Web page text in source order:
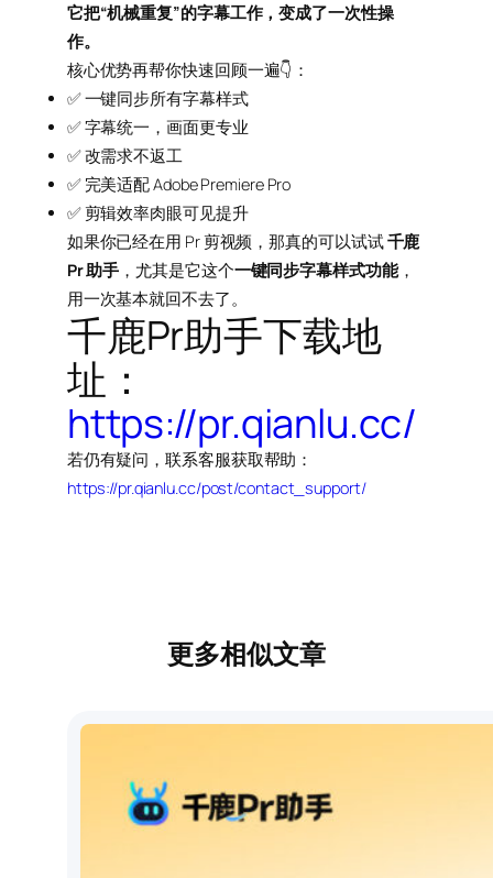
它把“机械重复”的字幕工作，变成了一次性操
作。
核心优势再帮你快速回顾一遍👇：
✅ 一键同步所有字幕样式
✅ 字幕统一，画面更专业
✅ 改需求不返工
✅ 完美适配 Adobe Premiere Pro
✅ 剪辑效率肉眼可见提升
如果你已经在用 Pr 剪视频，那真的可以试试千鹿
Pr 助手 ，尤其是它这个一键同步字幕样式功能，
用一次基本就回不去了。
千鹿Pr助手下载地
址：
https://pr.qianlu.cc/
若仍有疑问，联系客服获取帮助：
https://pr.qianlu.cc/post/contact_support/
更多相似文章